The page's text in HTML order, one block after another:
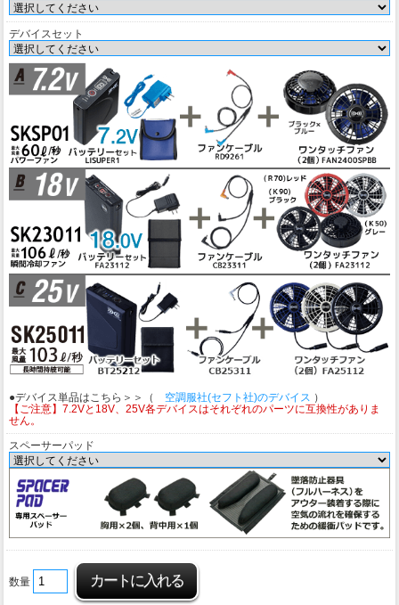
デバイスセット
●デバイス単品はこちら＞＞（ 空調服社(セフト社)のデバイス ）
【ご注意】7.2Vと18V、25V各デバイスはそれぞれのパーツに互換性がありま
せん。
スペーサーパッド
数量